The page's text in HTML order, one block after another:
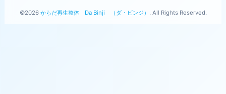
©2026 からだ再生整体 Da Binji （ダ・ビンジ） . All Rights Reserved.